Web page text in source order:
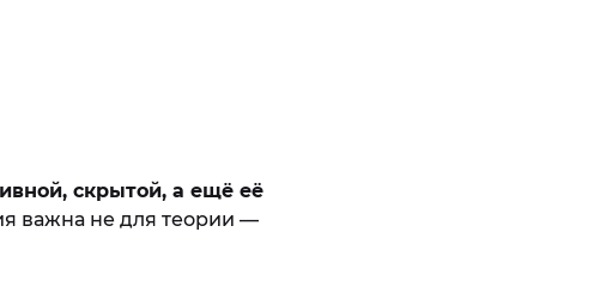
скрытой, а ещё её
важна не для теории —